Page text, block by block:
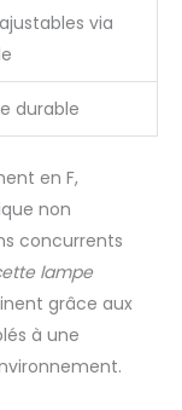
via
durable
en F,
non
concurrents
lampe
grâce aux
à une